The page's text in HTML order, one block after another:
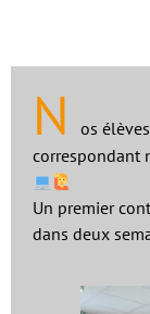
N
os
correspondant
Un premier
dans deux